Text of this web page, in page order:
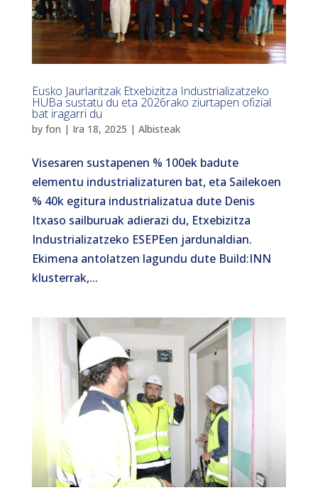
Eusko Jaurlaritzak Etxebizitza Industrializatzeko
HUBa sustatu du eta 2026rako ziurtapen ofizial
bat iragarri du
by fon | Ira 18, 2025 | Albisteak
Visesaren sustapenen % 100ek badute
elementu industrializaturen bat, eta Sailekoen
% 40k egitura industrializatua dute Denis
Itxaso sailburuak adierazi du, Etxebizitza
Industrializatzeko ESEPEen jardunaldian.
Ekimena antolatzen lagundu dute Build:INN
klusterrak,...